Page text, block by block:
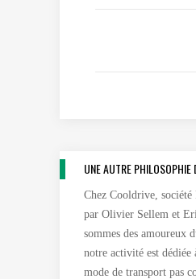
UNE AUTRE PHILOSOPHIE
Chez Cooldrive, société
par Olivier Sellem et
sommes des amoureux
notre activité est dédiée
mode de transport pas